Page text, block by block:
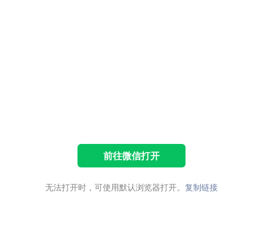
前往微信打开
无法打开时，可使用默认浏览器打开。 复制链接